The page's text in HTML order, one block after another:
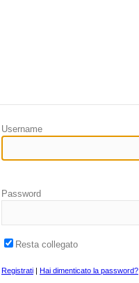
Username
Password
Resta collegato
Registrati Hai dimenticato la password?